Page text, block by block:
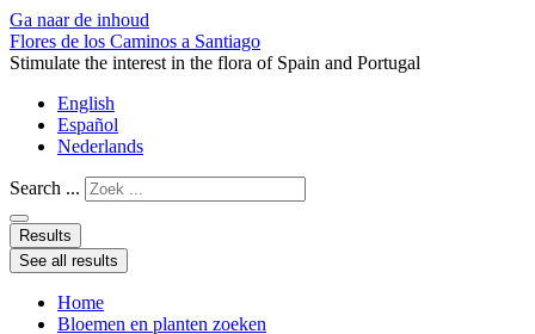
Ga naar de inhoud
Flores de los Caminos a Santiago
Stimulate the interest in the flora of Spain and Portugal
English
Español
Nederlands
Search ...
Results
See all results
Home
Bloemen en planten zoeken